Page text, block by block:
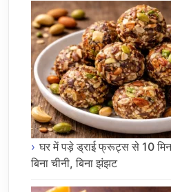
घर में पड़े ड्राई फ्रूट्स से 10
बिना चीनी, बिना झंझट